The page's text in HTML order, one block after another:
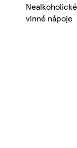
Nealkoholické
vinné nápoje